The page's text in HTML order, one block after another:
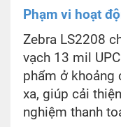
Phạm vi hoạt
Zebra LS2208
vạch 13 mil
phẩm ở khoảng
xa, giúp cải
nghiệm thanh